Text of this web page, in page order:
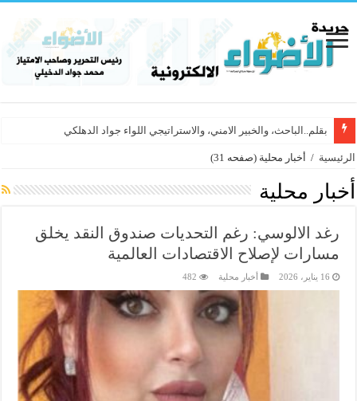
بقلم..الباحث، والخبير الامني، والاستراتيجي اللواء جواد الدهلكي
الرئيسية / أخبار محلية (صفحه 31)
أخبار محلية
رغد الالوسي: رغم التحديات صندوق النقد يخلق
مسارات لإصلاح الاقتصادات العالمية
16 يناير، 2026 أخبار محلية 482